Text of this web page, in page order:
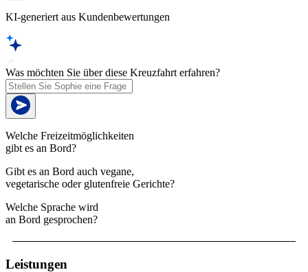
KI-generiert aus Kundenbewertungen
Was möchten Sie über diese Kreuzfahrt erfahren?
Welche Freizeitmöglichkeiten
gibt es an Bord?
Gibt es an Bord auch vegane,
vegetarische oder glutenfreie Gerichte?
Welche Sprache wird
an Bord gesprochen?
Leistungen